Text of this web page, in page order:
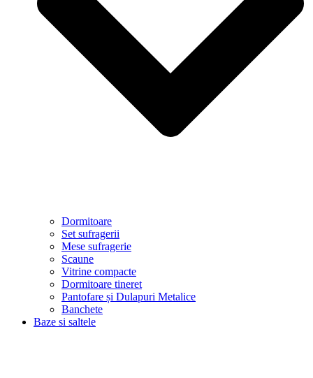
Dormitoare
Set sufragerii
Mese sufragerie
Scaune
Vitrine compacte
Dormitoare tineret
Pantofare și Dulapuri Metalice
Banchete
Baze si saltele